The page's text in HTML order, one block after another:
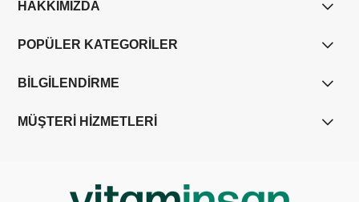
HAKKIMIZDA
POPÜLER KATEGORİLER
BİLGİLENDİRME
MÜŞTERİ HİZMETLERİ